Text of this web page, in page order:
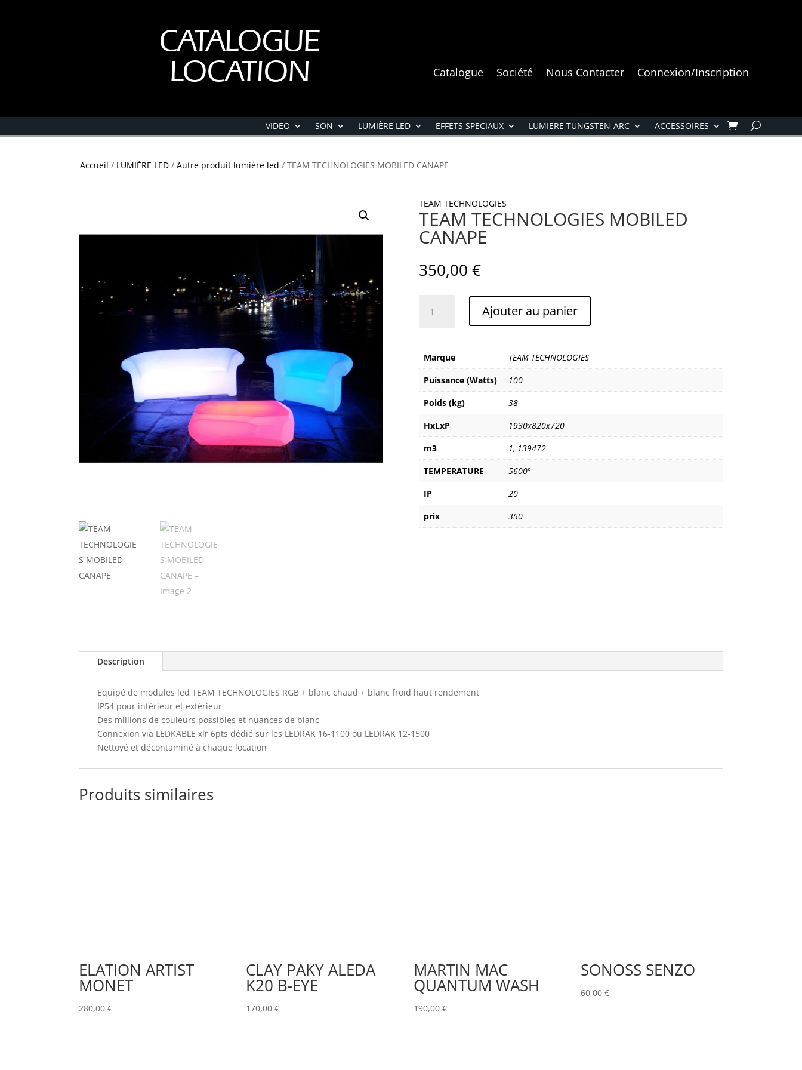
CATALOGUE
LOCATION
Catalogue Société Nous Contacter Connexion/Inscription
VIDEO SON LUMIÈRE LED EFFETS SPECIAUX LUMIERE TUNGSTEN-ARC ACCESSOIRES
Accueil / LUMIÈRE LED /Autre produit lumière led / TEAM TECHNOLOGIES MOBILED CANAPE
TEAM TECHNOLOGIES
TEAM TECHNOLOGIES MOBILED
CANAPE
350,00 €
MOBILED
CANAPE
Ajouter au panier
Marque
TEAM TECHNOLOGIES
Puissance (Watts)
100
Poids (kg)
38
HxLxP
1930x820x720
m3
1, 139472
TEMPERATURE
5600°
IP
20
prix
350
Description
Equipé de modules led TEAM TECHNOLOGIES RGB + blanc chaud + blanc froid haut rendement
IP54 pour intérieur et extérieur
Des millions de couleurs possibles et nuances de blanc
Connexion via LEDKABLE xlr 6pts dédié sur les LEDRAK 16-1100 ou LEDRAK 12-1500
Nettoyé et décontaminé à chaque location
Produits similaires
ELATION ARTIST
MONET
280,00 €
CLAY PAKY ALEDA
K20 B-EYE
170,00€
MARTIN MAC
QUANTUM WASH
190,00 €
SONOSS SENZO
60,00 €